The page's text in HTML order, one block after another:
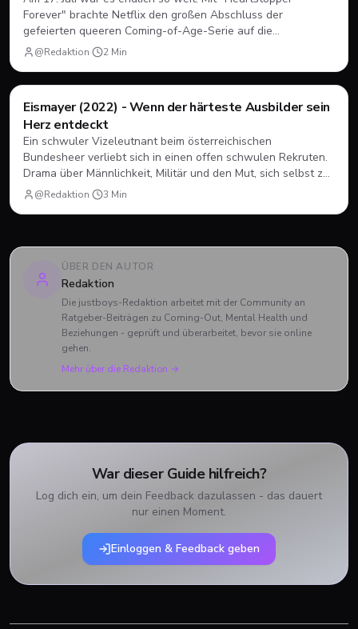
Forever" brachte Netflix den großen Abschluss der
gefeierten queeren Coming-of-Age-Serie auf die
Bildschirme. Statt einer vierten Staffel gab es diesmal einen
abendfüllenden Spielfilm. Wir blicken zurück, wie sich Nick
@Redaktion· 2 Min
Filme & Serien
Eismayer (2022) - Wenn der härteste Ausbilder sein
Herz entdeckt
Ein schwuler Vizeleutnant beim österreichischen
Bundesheer verliebt sich in einen offen schwulen Rekruten.
Drama über Männlichkeit, Militär und den Mut, sich selbst zu
sein.@Redaktion· 3 Min
ÜBER DEN AUTOR
Redaktion
Die justboys-Redaktion arbeitet mit der Community an
Ratgeber-Beiträgen zu Coming-Out, Mental Health und
Beziehungen - geprüft und überarbeitet, bevor sie online
gehen.
Mehr über die Redaktion →
War dieser Guide hilfreich?
Log dich ein, um dein Feedback dazulassen - das dauert
nur einen Moment.
Einloggen & Feedback geben